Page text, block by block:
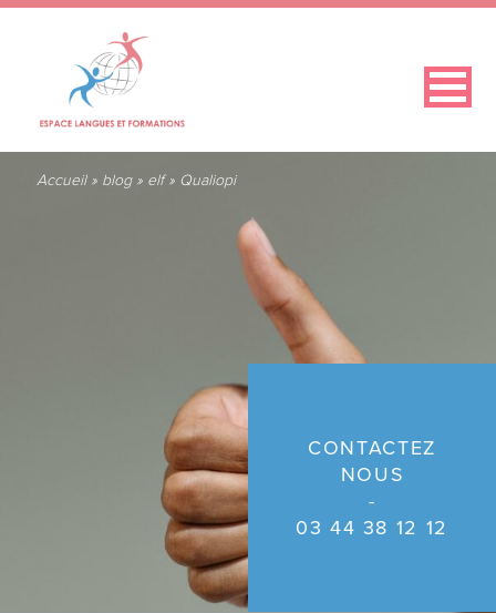
Accueil» blog» elf» Qualiopi
CONTACTEZ
NOUS
03 44 38 12 12